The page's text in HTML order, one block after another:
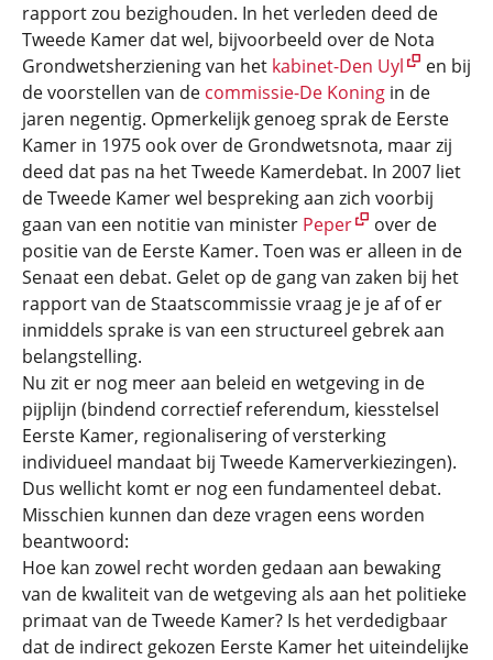
rapport zou bezighouden. In het verleden deed de
Tweede Kamer dat wel, bijvoorbeeld over de Nota
Grondwetsherziening van het kabinet-Den Uyl
en bij
de voorstellen van de commissie-De Koning in de
jaren negentig. Opmerkelijk genoeg sprak de Eerste
Kamer in 1975 ook over de Grondwetsnota, maar zij
deed dat pas na het Tweede Kamerdebat. In 2007 liet
de Tweede Kamer wel bespreking aan zich voorbij
gaan van een notitie van minister Peper
over de
positie van de Eerste Kamer. Toen was er alleen in de
Senaat een debat. Gelet op de gang van zaken bij het
rapport van de Staatscommissie vraag je je af of er
inmiddels sprake is van een structureel gebrek aan
belangstelling.
Nu zit er nog meer aan beleid en wetgeving in de
pijplijn (bindend correctief referendum, kiesstelsel
Eerste Kamer, regionalisering of versterking
individueel mandaat bij Tweede Kamerverkiezingen).
Dus wellicht komt er nog een fundamenteel debat.
Misschien kunnen dan deze vragen eens worden
beantwoord:
Hoe kan zowel recht worden gedaan aan bewaking
van de kwaliteit van de wetgeving als aan het politieke
primaat van de Tweede Kamer? Is het verdedigbaar
dat de indirect gekozen Eerste Kamer het uiteindelijke